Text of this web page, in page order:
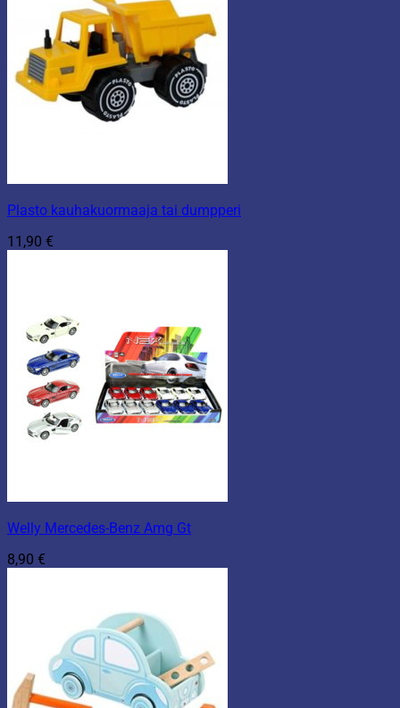
Plasto kauhakuormaaja tai dumpperi
11,90 €
Welly Mercedes-Benz Amg Gt
8,90 €